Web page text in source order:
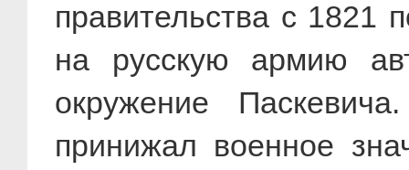
правительства с 1821
на русскую армию
окружение
принижал военное